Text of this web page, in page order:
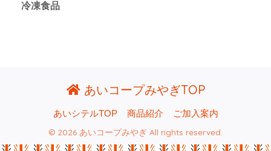
冷凍食品
あいコープみやぎTOP
あいシテルTOP 商品紹介 ご加入案内
© 2026 あいコープみやぎ All rights reserved.